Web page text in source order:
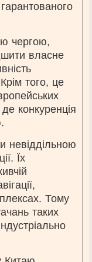
чергою,
власне
того, це
конкуренція
невіддільною
Їх
Тому
таких